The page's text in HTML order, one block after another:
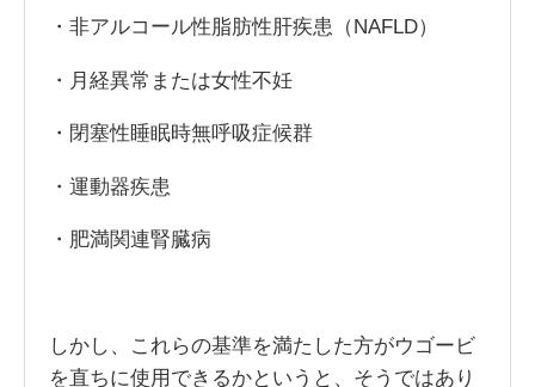
・非アルコール性脂肪性肝疾患（NAFLD）
・月経異常または女性不妊
・閉塞性睡眠時無呼吸症候群
・運動器疾患
・肥満関連腎臓病
しかし、これらの基準を満たした方がウゴービ
を直ちに使用できるかというと、そうではあり